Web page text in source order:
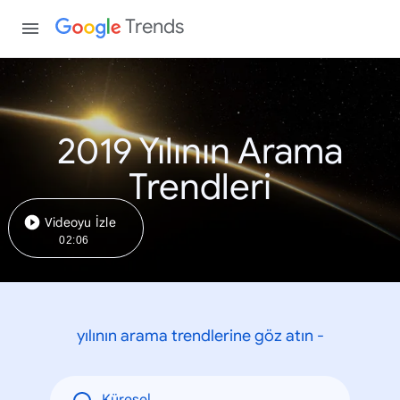
Trends
2019 Yılının Arama
Trendleri
Videoyu İzle
02:06
yılının arama trendlerine göz atın -